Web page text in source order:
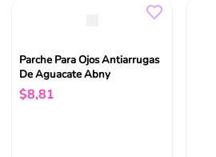
Parche Para Ojos Antiarrugas
De Aguacate Abny
$8,81